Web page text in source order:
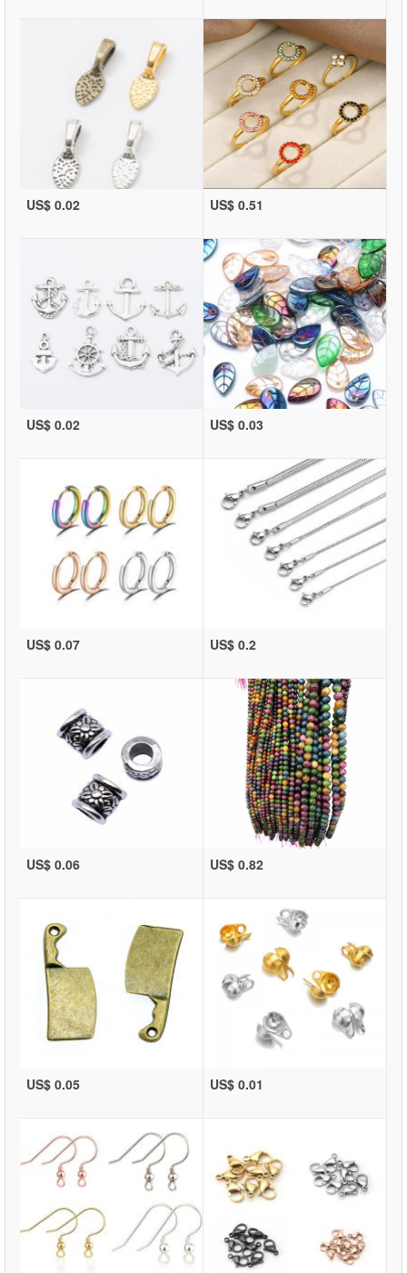
US$ 0.02 US$ 0.51
US$ 0.02 US$ 0.03
US$ 0.07 US$ 0.2
US$ 0.06 US$ 0.82
US$ 0.05 US$ 0.01